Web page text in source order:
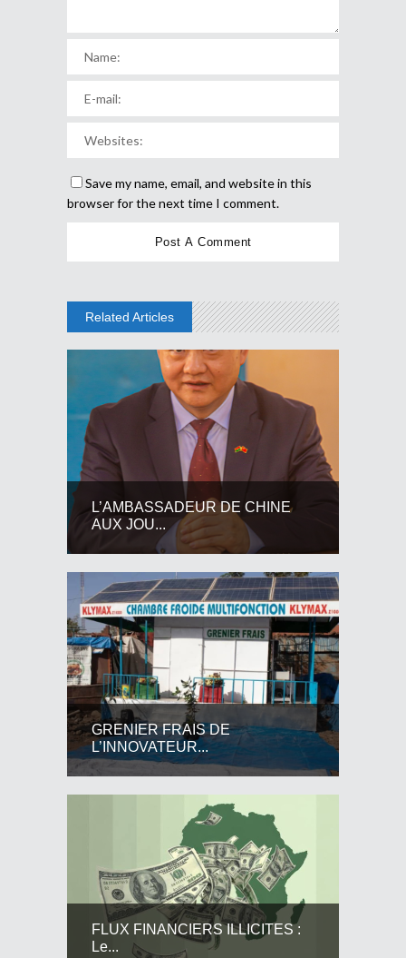
Save my name, email, and website in this
browser for the next time I comment.
Related Articles
L’AMBASSADEUR DE CHINE
AUX JOU...
GRENIER FRAIS DE
L’INNOVATEUR...
FLUX FINANCIERS ILLICITES :
Le...